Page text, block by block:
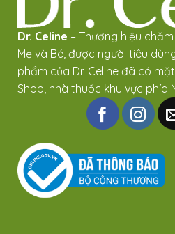
Dr. Celine – Thương hiệu
Mẹ và Bé, được người tiêu
phẩm của Dr. Celine đã có
Shop, nhà thuốc khu vực phía